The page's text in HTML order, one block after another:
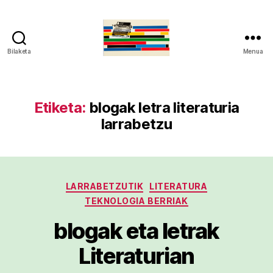
Bilaketa Menua
Etiketa: blogak letra literaturia
larrabetzu
Kategoriak
LARRABETZUTIK
LITERATURA
TEKNOLOGIA BERRIAK
blogak eta letrak
Literaturian